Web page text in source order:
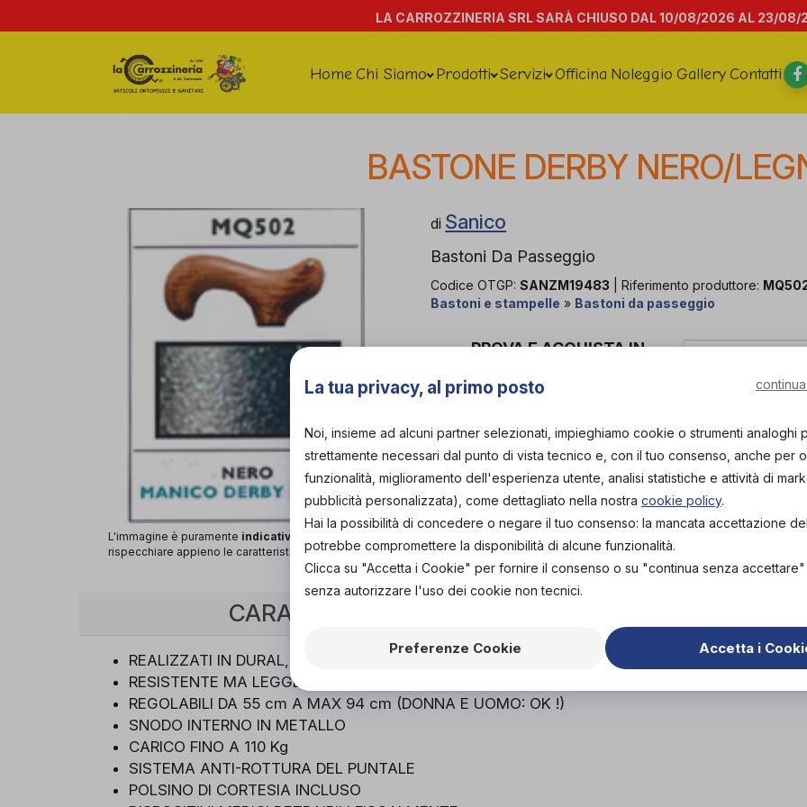
LA CARROZZINERIA SRL SARÀ CHIUSO DAL 10/08/2026 AL 23/08/
Home Chi Siamo Prodotti Servizi Officina Noleggio Gallery Contatti
BASTONE DERBY NERO/
L'immagine è puramente indicativa
rispecchiare appieno le caratteristiche del prodotto.
di Sanico
Bastoni Da Passeggio
Codice OTGP:SANZM19483 | Riferimento produttore:
Bastoni e stampelle » Bastoni da passeggio
PROVA E ACQUISTA IN
DA35,00€
NEGOZIO
NON DISPONIBILE
ACQUISTA ONLINE
NON DISPONIBILE
Organizza
Scarica il
CARATTERISTICHE
REALIZZATI IN DURAL, LEGA DI ALLUMINIO TEMPRATA
RESISTENTE MA LEGGERISSIMO: SOLO 240 gr
REGOLABILI DA 55 cm A MAX 94 cm (DONNA E UOMO: OK !)
SNODO INTERNO IN METALLO
CARICO FINO A 110 Kg
SISTEMA ANTI-ROTTURA DEL PUNTALE
POLSINO DI CORTESIA INCLUSO
La tua privacy, al primo posto
Noi, insieme ad alcuni partner selezionati, impieghiamo cookie o strumenti analoghi
strettamente necessari dal punto di vista tecnico e, con il tuo consenso, anche per
funzionalità, miglioramento dell'esperienza utente, analisi statistiche e attività di
pubblicità personalizzata), come dettagliato nella nostra cookie policy.
Hai la possibilità di concedere o negare il tuo consenso: la mancata accettazione
potrebbe compromettere la disponibilità di alcune funzionalità.
Clicca su "Accetta i Cookie" per fornire il consenso o su "continua senza
senza autorizzare l'uso dei cookie non tecnici.
Preferenze Cookie Accetta i